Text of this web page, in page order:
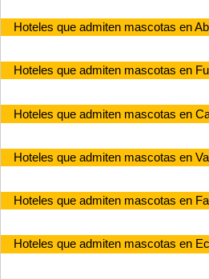
Hoteles que admiten mascotas en
Hoteles que admiten mascotas en
Hoteles que admiten mascotas en
Hoteles que admiten mascotas en
Hoteles que admiten mascotas en
Hoteles que admiten mascotas en